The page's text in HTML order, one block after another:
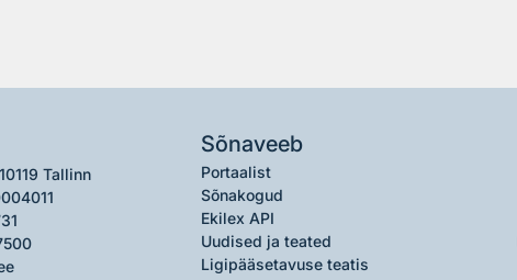
Tallinn
Sõnaveeb
Portaalist
Sõnakogud
Ekilex API
Uudised ja teated
Ligipääsetavuse teatis